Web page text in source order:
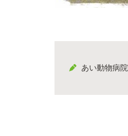
あい動物病院